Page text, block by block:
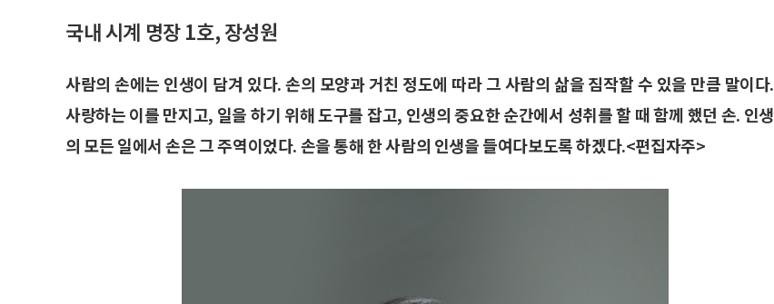
국내 시계 명장 1호, 장성원
사람의 손에는 인생이 담겨 있다. 손의 모양과 거친 정도에 따라 그 사람의 삶을 짐작할 수 있을 만큼 말이다.
사랑하는 이를 만지고, 일을 하기 위해 도구를 잡고, 인생의 중요한 순간에서 성취를 할 때 함께 했던 손. 인생
의 모든 일에서 손은 그 주역이었다. 손을 통해 한 사람의 인생을 들여다보도록 하겠다.<편집자주>